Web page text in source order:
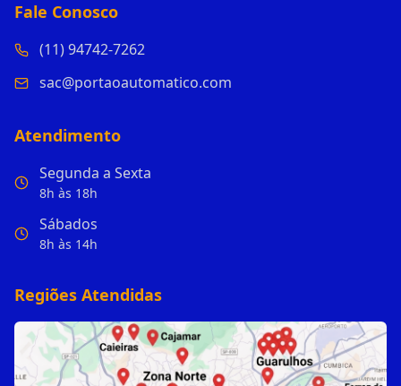
Fale Conosco
(11) 94742-7262
sac@portaoautomatico.com
Atendimento
Segunda a Sexta
8h às 18h
Sábados
8h às 14h
Regiões Atendidas